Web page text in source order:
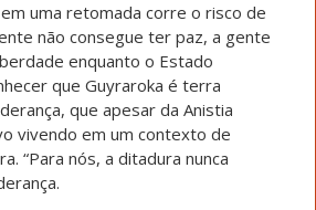
uma retomada corre o risco de
não consegue ter paz, a gente
enquanto o Estado
que Guyraroka é terra
que apesar da Anistia
vivendo em um contexto de
“Para nós, a ditadura nunca